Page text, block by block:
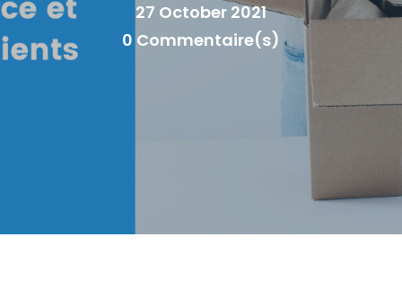
27 October 2021
0 Commentaire(s)